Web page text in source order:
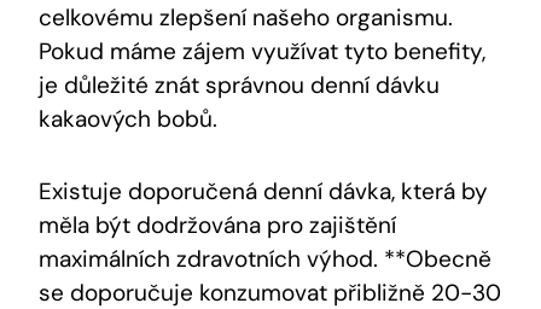
celkovému zlepšení našeho organismu.
Pokud máme zájem⁢ využívat tyto benefity,
je důležité znát správnou denní dávku
kakaových bobů.
Existuje doporučená denní​ dávka, která by
měla být dodržována pro zajištění
maximálních zdravotních výhod. **Obecně
se doporučuje ‍konzumovat přibližně 20-30